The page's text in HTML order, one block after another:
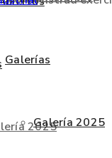
2025
Galerías
Galería 2025